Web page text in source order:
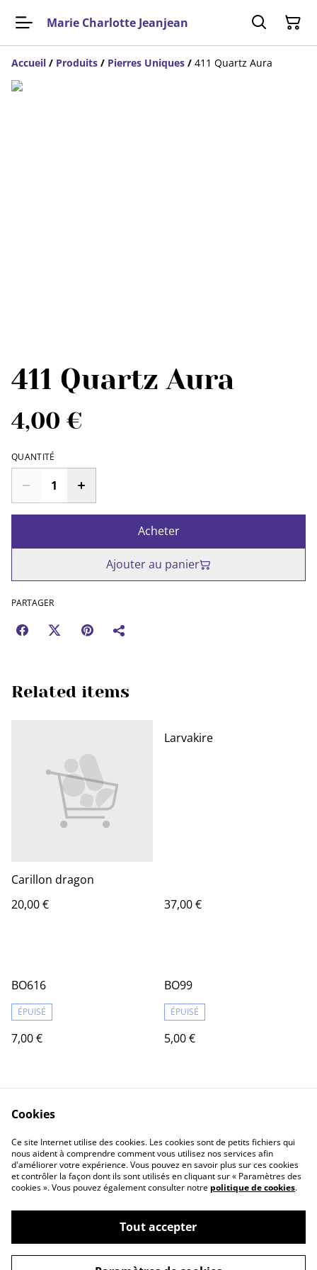
Marie Charlotte Jeanjean
Accueil / Produits / Pierres Uniques / 411 Quartz Aura
411 Quartz Aura
4,00 €
QUANTITÉ
Acheter
Ajouter au panier
PARTAGER
Related items
Carillon dragon
20,00 €
Larvakire
37,00 €
BO616
ÉPUISÉ
7,00 €
BO99
ÉPUISÉ
5,00 €
Contact Us
Legal Terms
Privacy Policy
Cookie Policy
©2026Marie Charlotte Jeanjean
Cookies
Ce site Internet utilise des cookies. Les cookies sont de petits fichiers qui
nous aident à comprendre comment vous utilisez nos services afin
d'améliorer votre expérience. Vous pouvez en savoir plus sur ces cookies
et contrôler la façon dont ils sont utilisés en cliquant sur « Paramètres des
cookies ». Vous pouvez également consulter notre politique de cookies.
Tout accepter